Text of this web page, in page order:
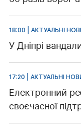
18:00 | АКТУАЛЬНІ
У Дніпрі
17:20 | АКТУАЛЬНІ
Електронний
своєчасної